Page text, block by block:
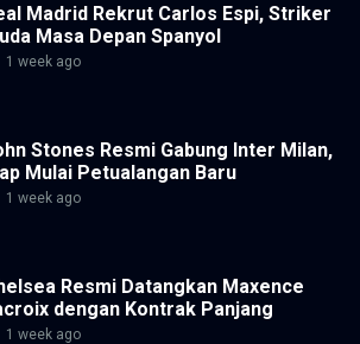
Madrid Rekrut Carlos Espi, Striker
Masa Depan Spanyol
1 week ago
Stones Resmi Gabung Inter Milan,
Mulai Petualangan Baru
1 week ago
Resmi Datangkan Maxence
dengan Kontrak Panjang
1 week ago